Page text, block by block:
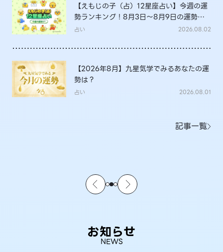
【えもじの子（占）12星座占い】今週の運
勢ランキング！8月3日～8月9日の運勢
は？
占い 2026.08.02
【2026年8月】九星気学でみるあなたの運
勢は？
占い 2026.08.01
記事一覧
お知らせ
NEWS